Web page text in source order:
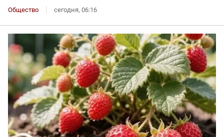
Общество сегодня, 06:16